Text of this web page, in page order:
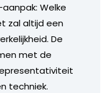
Welke
zal altijd een
De
met de
techniek.